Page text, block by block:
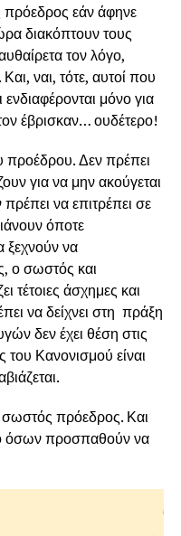
εάν άφηνε
διακόπτουν τους
τον λόγο,
ναι, τότε, αυτοί που
μόνο για
έβρισκαν… ουδέτερο!
προέδρου. Δεν πρέπει
για να μην ακούγεται
να επιτρέπει σε
όποτε
ξεχνούν να
ο σωστός και
τέτοιες άσχημες και
να δείχνει στη πράξη
δεν έχει θέση στις
του Κανονισμού είναι
σωστός πρόεδρος. Και
όσων προσπαθούν να